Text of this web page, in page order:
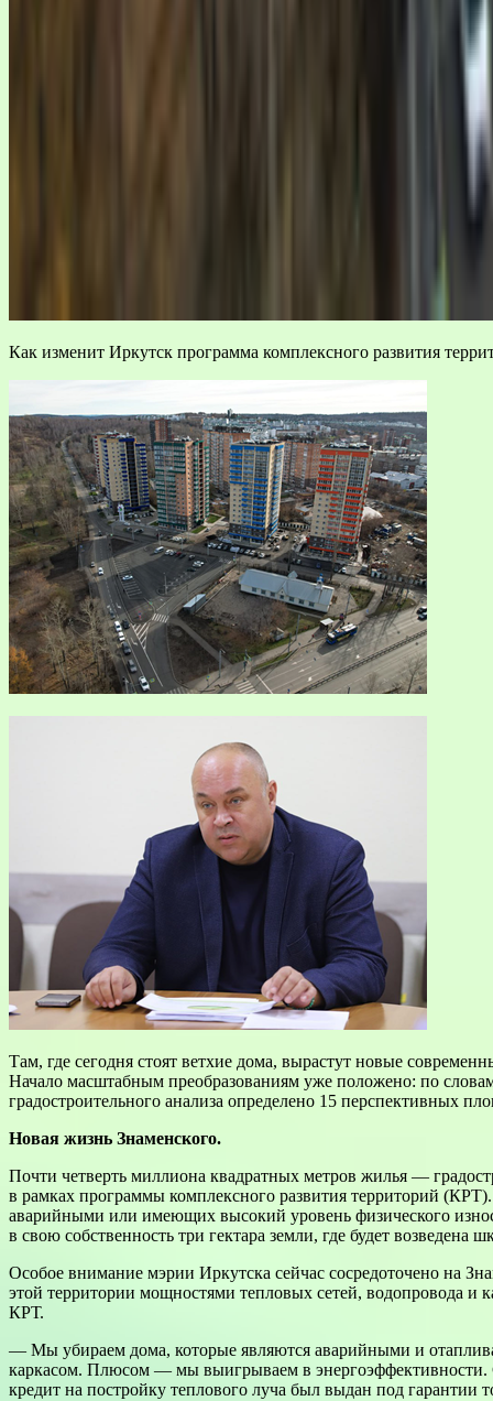
Как изменит Иркутск программа комплексного развития
Там, где сегодня стоят ветхие дома, вырастут новые
Начало масштабным преобразованиям уже положено: по
градостроительного анализа определено 15 перспективных
Новая жизнь Знаменского.
Почти четверть миллиона квадратных метров жилья —
в рамках программы комплексного развития территорий
аварийными или имеющих высокий уровень физического
в свою собственность три гектара земли, где будет
Особое внимание мэрии Иркутска сейчас сосредоточено на
этой территории мощностями тепловых сетей, водопровода и
КРТ.
— Мы убираем дома, которые являются аварийными и
каркасом. Плюсом — мы выигрываем в энергоэффективности.
кредит на постройку теплового луча был выдан под